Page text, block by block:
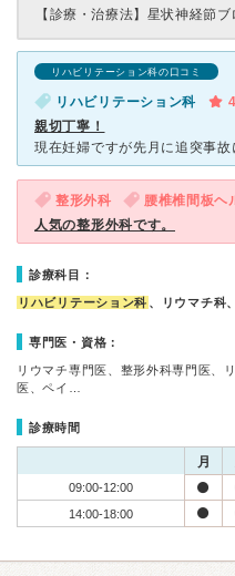
【診療・治療法】 星状神経節ブ
リハビリテーション科の口コミ
リハビリテーション科
親切丁寧！
整形外科 腰椎椎間板ヘ
人気の整形外科です。
診療科目：
リハビリテーション科 、リウマチ科
専門医・資格：
リウマチ専門医、整形外科専門医、
医、ペイ…
診療時間
月
09:00-12:00
14:00-18:00